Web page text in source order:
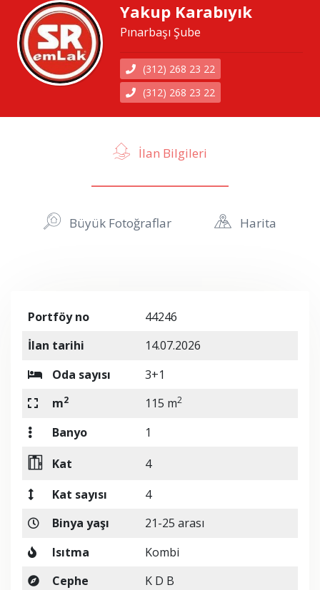
Yakup Karabıyık
Pınarbaşı Şube
(312) 268 23 22
(312) 268 23 22
İlan Bilgileri
Büyük Fotoğraflar Harita
Portföy no
44246
İlan tarihi
14.07.2026
Oda sayısı
3+1
m2 115 m2
Banyo
1
Kat
4
Kat sayısı
4
Binya yaşı
21-25 arası
Isıtma
Kombi
Cephe
K D B